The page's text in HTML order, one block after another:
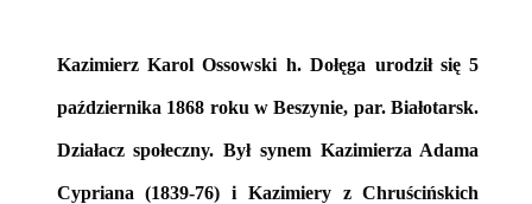
Kazimierz Karol Ossowski h. Dołęga urodził się 5
października 1868 roku w Beszynie, par. Białotarsk.
Działacz społeczny. Był synem Kazimierza Adama
Cypriana (1839-76) i Kazimiery z Chruścińskich